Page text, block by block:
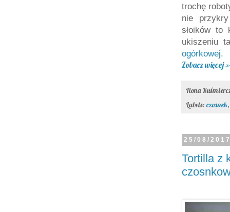
trochę
nie
słoików to
ukiszeniu
ogórkowej.
Zobacz więcej »
Ilona
Labels:czosnek
25/08/
Tortilla z